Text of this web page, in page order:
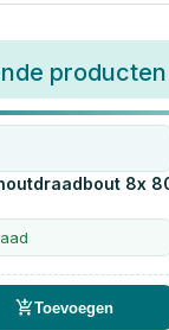
producten
8x
Toevoegen